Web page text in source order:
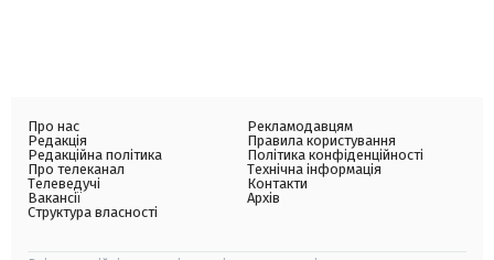
Про нас
Редакція
Редакційна політика
Про телеканал
Телеведучі
Вакансії
Структура власності
Рекламодавцям
Правила користування
Політика конфіденційності
Технічна інформація
Контакти
Архів